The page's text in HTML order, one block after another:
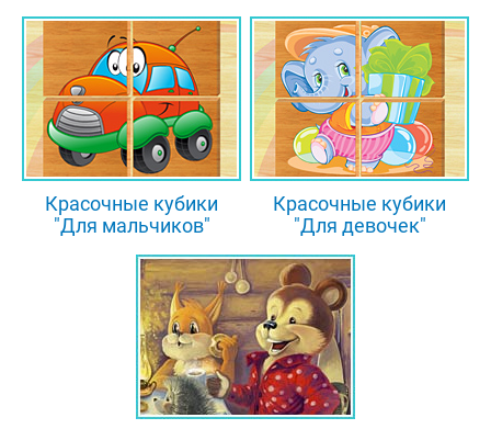
Красочные кубики
"Для мальчиков"
Красочные кубики
"Для девочек"